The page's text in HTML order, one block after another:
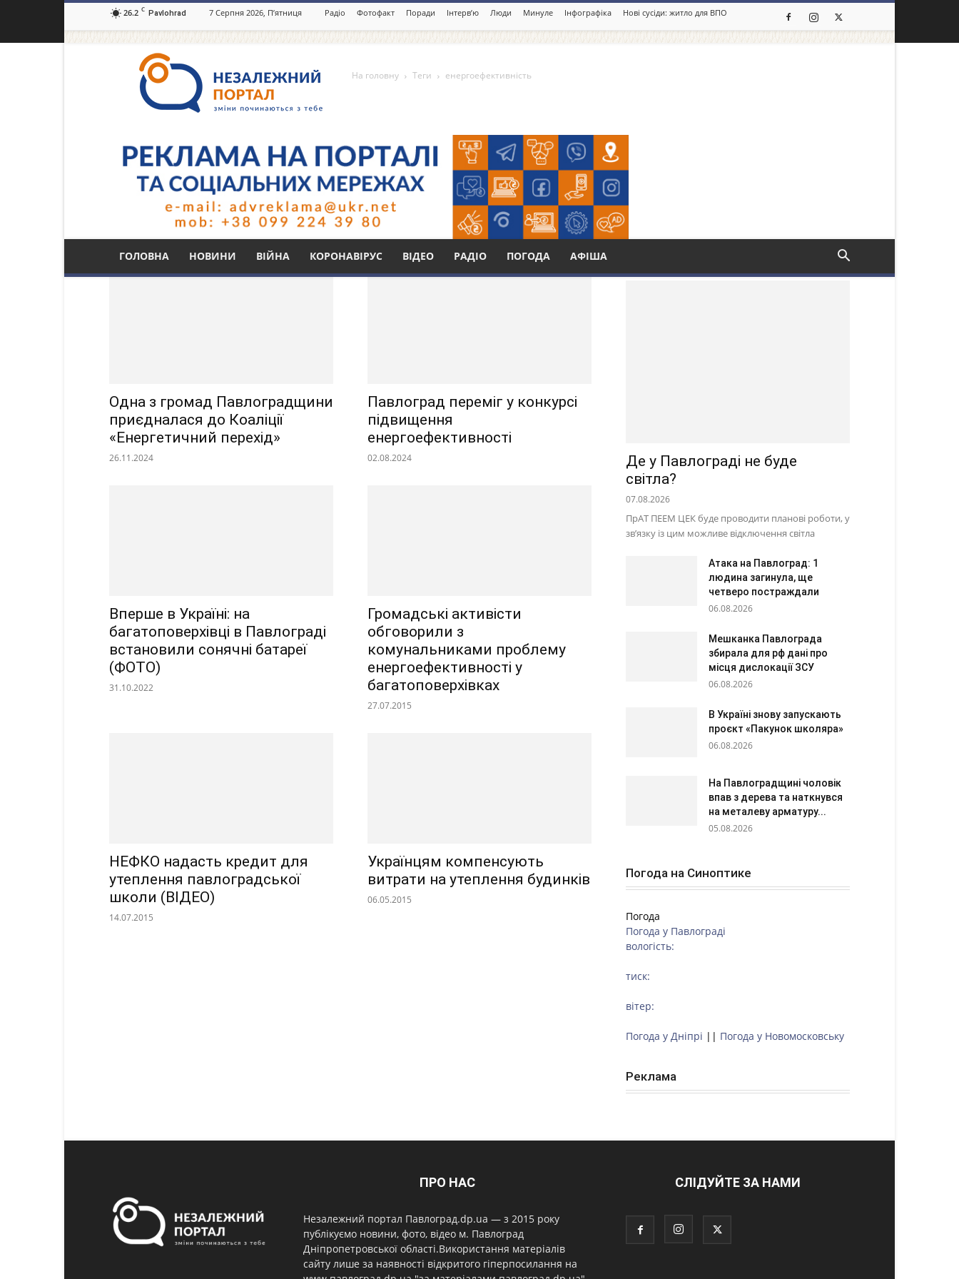
26.2 C Pavlohrad 7 Серпня 2026, П’ятниця Радіо Фотофакт Поради Інтерв’ю Люди Минуле Інфографіка Нові сусіди: житло для ВПО
портал
Павлоград.dp.ua
ГОЛОВНА НОВИНИ ВІЙНА КОРОНАВІРУС ВІДЕО РАДІО ПОГОДА АФІША
На головну Теги енергоефективність
Тег: енергоефективність
Одна з громад Павлоградщини
приєдналася до Коаліції
«Енергетичний перехід»
26.11.2024
Павлоград переміг у конкурсі
підвищення
енергоефективності
02.08.2024
Вперше в Україні: на
багатоповерхівці в Павлограді
встановили сонячні батареї
(ФОТО)
31.10.2022
Громадські активісти
обговорили з
комунальниками проблему
енергоефективності у
багатоповерхівках
27.07.2015
НЕФКО надасть кредит для
утеплення павлоградської
школи (ВІДЕО)
14.07.2015
Українцям компенсують
витрати на утеплення будинків
06.05.2015
Де у Павлограді не буде
світла?
07.08.2026
ПрАТ ПЕЕМ ЦЕК буде проводити планові роботи, у
зв’язку із цим можливе відключення світла
Атака на Павлоград: 1
людина загинула, ще
четверо постраждали
06.08.2026
Мешканка Павлограда
збирала для рф дані про
місця дислокації ЗСУ
06.08.2026
В Україні знову запускають
проєкт «Пакунок школяра»
06.08.2026
На Павлоградщині чоловік
впав з дерева та наткнувся
на металеву арматуру...
05.08.2026
Погода на Синоптике
Погода
Погода у Павлограді
вологість:
тиск:
вітер:
Погода у Дніпрі || Погода у Новомосковську
Реклама
ПРО НАС
Незалежний портал Павлоград.dp.ua — з 2015 року
публікуємо новини, фото, відео м. Павлоград
Дніпропетровської області.Використання матеріалів
сайту лише за наявності відкритого гіперпосилання на
СЛІДУЙТЕ ЗА НАМИ